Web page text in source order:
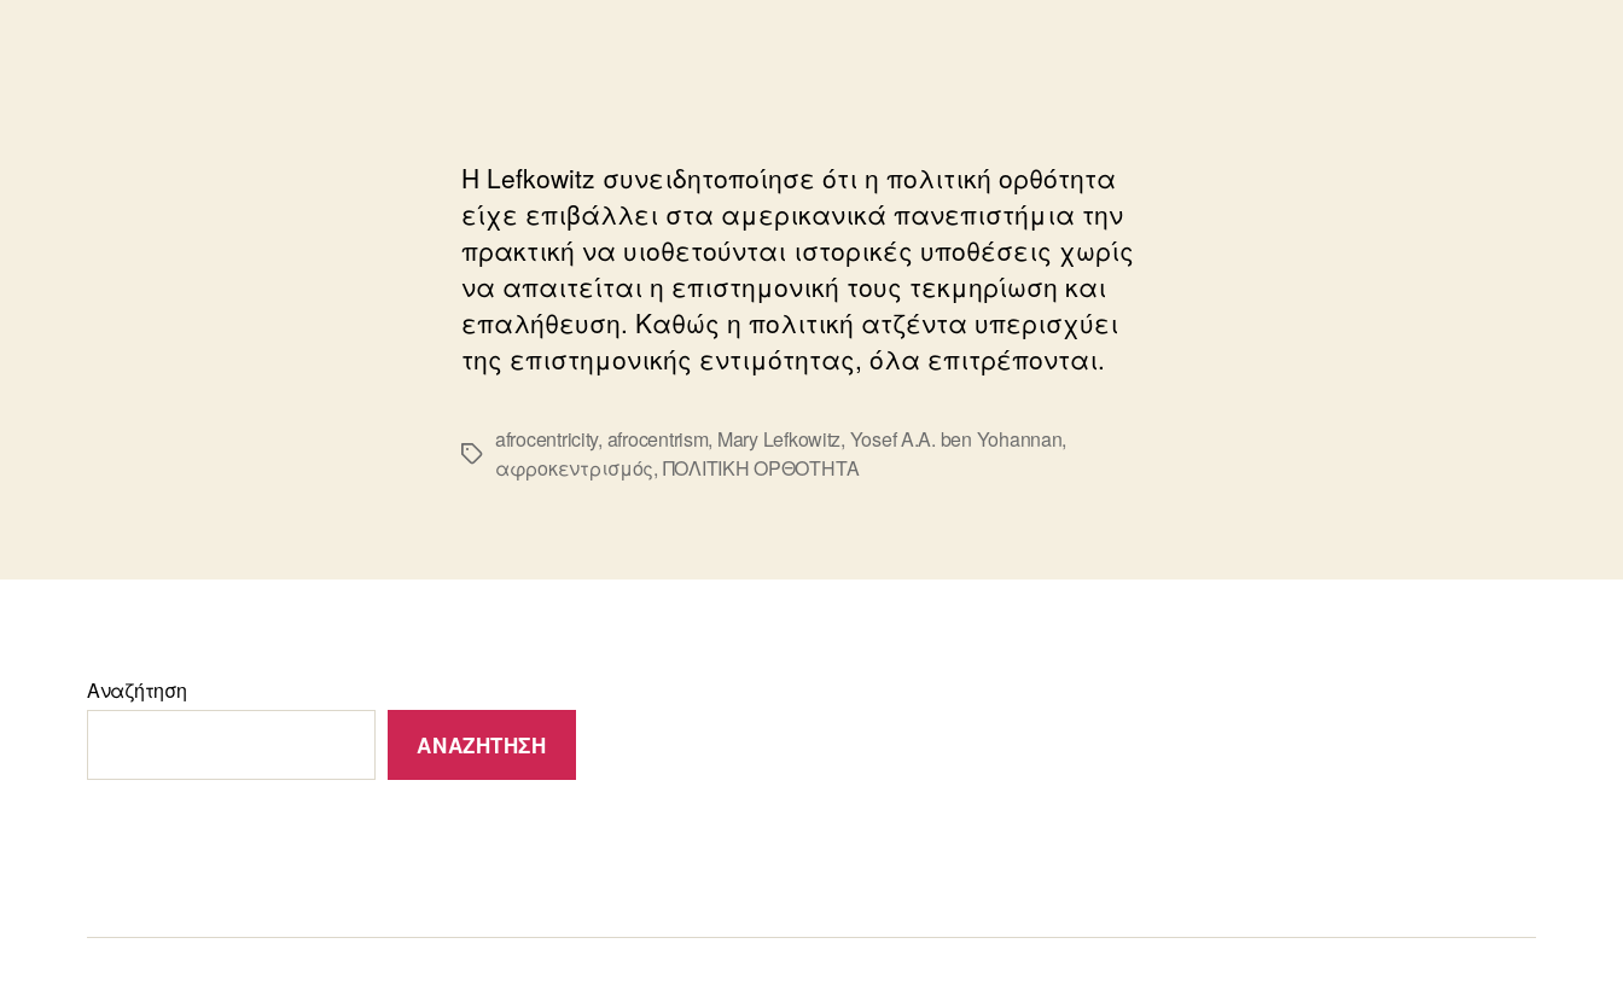
Η Lefkowitz συνειδητοποίησε ότι η πολιτική ορθότητα
είχε επιβάλλει στα αμερικανικά πανεπιστήμια την
πρακτική να υιοθετούνται ιστορικές υποθέσεις χωρίς
να απαιτείται η επιστημονική τους τεκμηρίωση και
επαλήθευση. Καθώς η πολιτική ατζέντα υπερισχύει
της επιστημονικής εντιμότητας, όλα επιτρέπονται.
Ετικέτες
afrocentricity, afrocentrism, Mary Lefkowitz, Yosef A.A. ben Yohannan,
αφροκεντρισμός, ΠΟΛΙΤΙΚΗ ΟΡΘΟΤΗΤΑ
Αναζήτηση
ΑΝΑΖΉΤΗΣΗ